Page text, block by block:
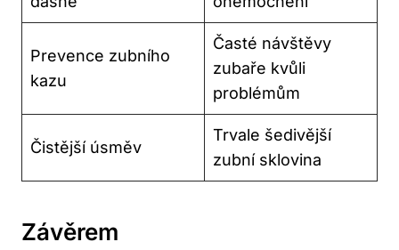
Prevence zubního
kazu
Časté návštěvy
zubaře kvůli
problémům
Čistější úsměv
Trvale šedivější
zubní sklovina
Závěrem